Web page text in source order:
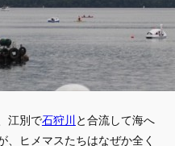
江別で石狩川 と合流して海へ
、ヒメマスたちはなぜか全く